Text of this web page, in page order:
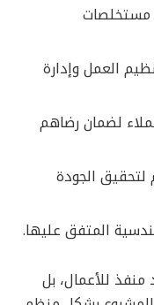
مستخلصات
العمل وإدارة
لضمان رضاهم
لتحقيق الجودة
المتفق عليها.
للأعمال، بل